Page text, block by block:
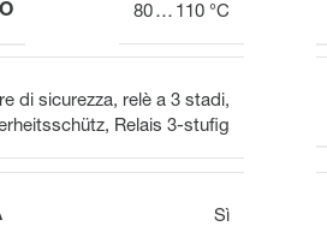
80 … 110 °C
di sicurezza, relè a 3 stadi,
Relais 3-stufig
Sì